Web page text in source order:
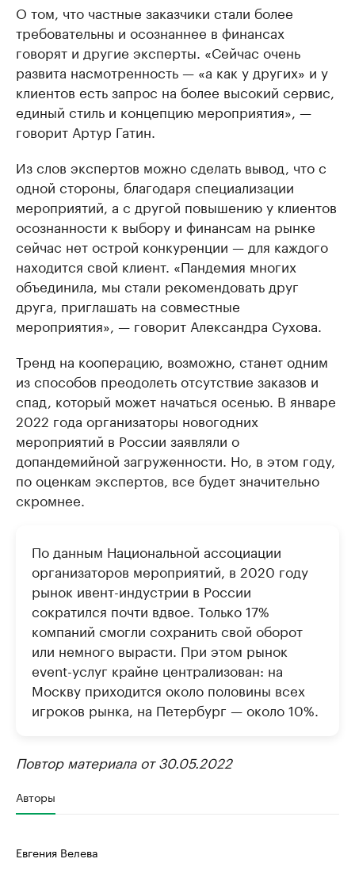
О том, что частные заказчики стали более
требовательны и осознаннее в финансах
говорят и другие эксперты. «Сейчас очень
развита насмотренность — «а как у других» и у
клиентов есть запрос на более высокий сервис,
единый стиль и концепцию мероприятия», —
говорит Артур Гатин.
Из слов экспертов можно сделать вывод, что с
одной стороны, благодаря специализации
мероприятий, а с другой повышению у клиентов
осознанности к выбору и финансам на рынке
сейчас нет острой конкуренции — для каждого
находится свой клиент. «Пандемия многих
объединила, мы стали рекомендовать друг
друга, приглашать на совместные
мероприятия», — говорит Александра Сухова.
Тренд на кооперацию, возможно, станет одним
из способов преодолеть отсутствие заказов и
спад, который может начаться осенью. В январе
2022 года организаторы новогодних
мероприятий в России заявляли о
допандемийной загруженности. Но, в этом году,
по оценкам экспертов, все будет значительно
скромнее.
По данным Национальной ассоциации
организаторов мероприятий, в 2020 году
рынок ивент-индустрии в России
сократился почти вдвое. Только 17%
компаний смогли сохранить свой оборот
или немного вырасти. При этом рынок
event-услуг крайне централизован: на
Москву приходится около половины всех
игроков рынка, на Петербург — около 10%.
Повтор материала от 30.05.2022
Авторы
Евгения Велева